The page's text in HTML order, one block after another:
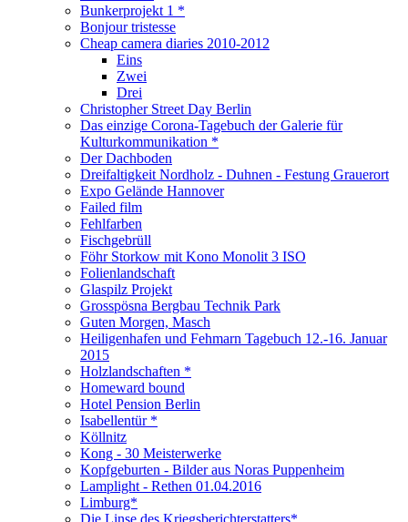
Bunkerprojekt 1 *
Bonjour tristesse
Cheap camera diaries 2010-2012
Eins
Zwei
Drei
Christopher Street Day Berlin
Das einzige Corona-Tagebuch der Galerie für
Kulturkommunikation *
Der Dachboden
Dreifaltigkeit Nordholz - Duhnen - Festung Grauerort
Expo Gelände Hannover
Failed film
Fehlfarben
Fischgebrüll
Föhr Storkow mit Kono Monolit 3 ISO
Folienlandschaft
Glaspilz Projekt
Grosspösna Bergbau Technik Park
Guten Morgen, Masch
Heiligenhafen und Fehmarn Tagebuch 12.-16. Januar
2015
Holzlandschaften *
Homeward bound
Hotel Pension Berlin
Isabellentür *
Köllnitz
Kong - 30 Meisterwerke
Kopfgeburten - Bilder aus Noras Puppenheim
Lamplight - Rethen 01.04.2016
Limburg*
Die Linse des Kriegsberichterstatters*